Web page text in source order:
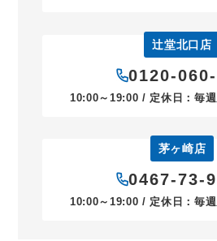
辻堂北口店
0120-
10:00～19:00 / 定休日：毎
茅ヶ崎店
0467-73-
10:00～19:00 / 定休日：毎週